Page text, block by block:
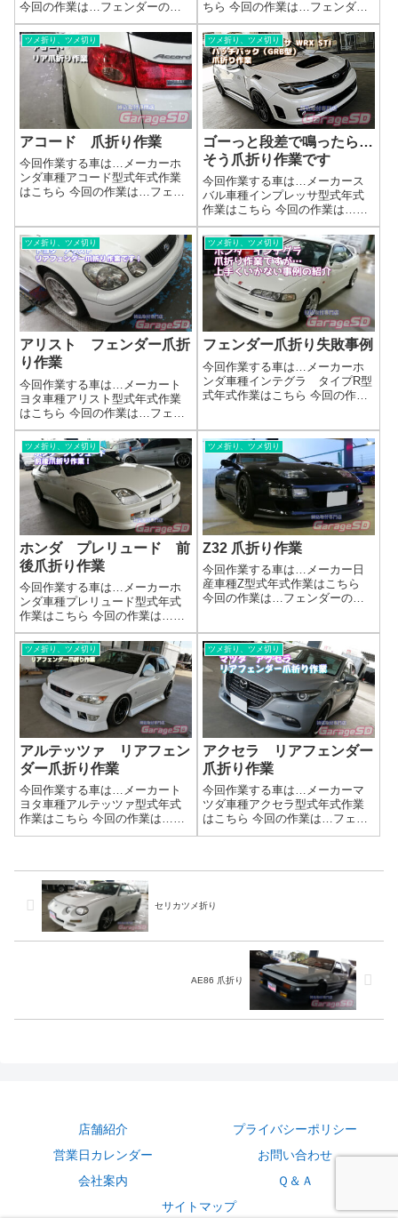
今回の作業は…フェンダーの爪
折り作業参考リンク爪折り作業
＆爪切り作業塗装を割らないた
めにも十分あたためます。温め
すぎると塗装が焼けてしまうの
で加減が重要です…。作業完了
いつも通りにキ...
ちら 今回の作業は…フェンダー
の爪折り作業このくらいの年代
になってくると、フェンダーの
返しが少なくなってきているの
で、あまり爪折りができません
タイヤに少しだけ当たってしま
うなどの場合...
ツメ折り、ツメ切り
アコード 爪折り作業
今回作業する車は…メーカーホ
ンダ車種アコード型式年式作業
はこちら 今回の作業は…フェン
にキレイに作業完了です(^_-)-☆
フェンダーの「爪折り」加工
で、理想のツライチを実現！
「アルミホ...
ツメ折り、ツメ切り
ゴーっと段差で鳴ったら…
そう爪折り作業です
今回作業する車は…メーカース
バル車種インプレッサ型式年式
作業はこちら 今回の作業は…フ
ェンダーの爪折り作業爪折り作
業＆爪切り作業作業完了いつも
通りにキレイに作業完了です
(^_-)-☆フェンダーの「爪折り」
加工で、理想のツライチを実
現！「アル...
ツメ折り、ツメ切り
アリスト フェンダー爪折
り作業
今回作業する車は…メーカート
ヨタ車種アリスト型式年式作業
はこちら 今回の作業は…フェン
ダーの爪折り作業参考リンク爪
折り作業＆爪切り作業インナー
カバーのクリップ止めがある
と、フェンダーの硬さが場所に
よって変わってしまい、キレイ
に折れない場合が...
ツメ折り、ツメ切り
フェンダー爪折り失敗事例
今回作業する車は…メーカーホ
ンダ車種インテグラ タイプR型
式年式作業はこちら 今回の作業
且つ仕上がりが悪い・・・
((+_+))もうちょっと上手く鈑金
してくれればいいのに💦爪折り
作業＆爪...
ツメ折り、ツメ切り
ホンダ プレリュード 前
後爪折り作業
今回作業する車は…メーカーホ
ンダ車種プレリュード型式年式
作業はこちら 今回の作業は…フ
ェンダーの爪折り作業参考リン
ク爪折り作業＆爪切り作業フロ
ントフェンダーはインナーカバ
ーをカットしてあげないとダメ
です。取り付けクリップを付け
る部分は鉄板の...
ツメ折り、ツメ切り
Z32 爪折り作業
今回作業する車は…メーカー日
産車種Z型式年式作業はこちら
今回の作業は…フェンダーの爪
折り作業＆爪切り作業作業完了
いつも通りにキレイに作業完了
です(^_-)-☆作業時間(目安)爪折り
作...
ツメ折り、ツメ切り
アルテッツァ リアフェン
ダー爪折り作業
今回作業する車は…メーカート
ヨタ車種アルテッツァ型式年式
作業はこちら 今回の作業は…フ
ェンダーの爪折り作業参考リン
るのが結構大変です。時間をか
けて、ゆっくり折っていかない
と塗装をやっつ...
ツメ折り、ツメ切り
アクセラ リアフェンダー
爪折り作業
今回作業する車は…メーカーマ
ツダ車種アクセラ型式年式作業
はこちら 今回の作業は…フェン
ダーの爪折り作業参考リンク爪
に干渉していると、こんな感じ
めに対処...
セリカツメ折り
AE86 爪折り
店舗紹介
プライバシーポリシー
営業日カレンダー
お問い合わせ
会社案内
Ｑ＆Ａ
サイトマップ